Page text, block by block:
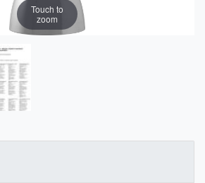
Touch to
zoom